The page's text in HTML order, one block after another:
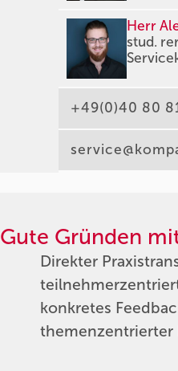
Herr
stud.
+49(0)40 80
Gute Gründen
Direkter
konkretes
themenzentrierter